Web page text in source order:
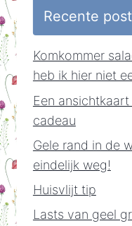
Recente
Komkommer
heb ik hier niet
Een
cadeau
Gele rand in de
eindelijk weg!
Huisvlijt tip
Lasts van geel